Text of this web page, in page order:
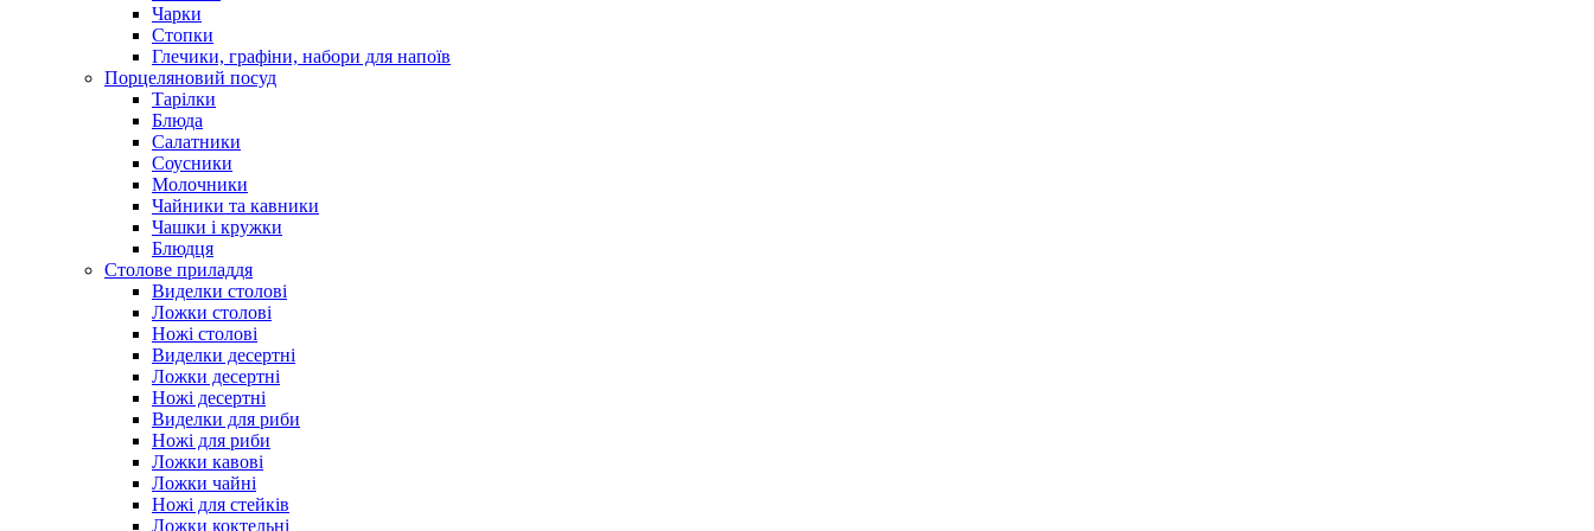
Чарки
Стопки
Глечики, графіни, набори для напоїв
Порцеляновий посуд
Тарілки
Блюда
Салатники
Соусники
Молочники
Чайники та кавники
Чашки і кружки
Блюдця
Столове приладдя
Виделки столові
Ложки столові
Ножі столові
Виделки десертні
Ложки десертні
Ножі десертні
Виделки для риби
Ножі для риби
Ложки кавові
Ложки чайні
Ножі для стейків
Ложки коктельні